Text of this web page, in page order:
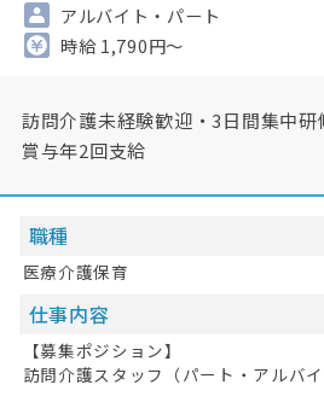
アルバイト・パート
時給 1,790円～
訪問介護未経験歓迎・3日間集中研
賞与年2回支給
職種
医療介護保育
仕事内容
【募集ポジション】
訪問介護スタッフ（パート・アルバイ